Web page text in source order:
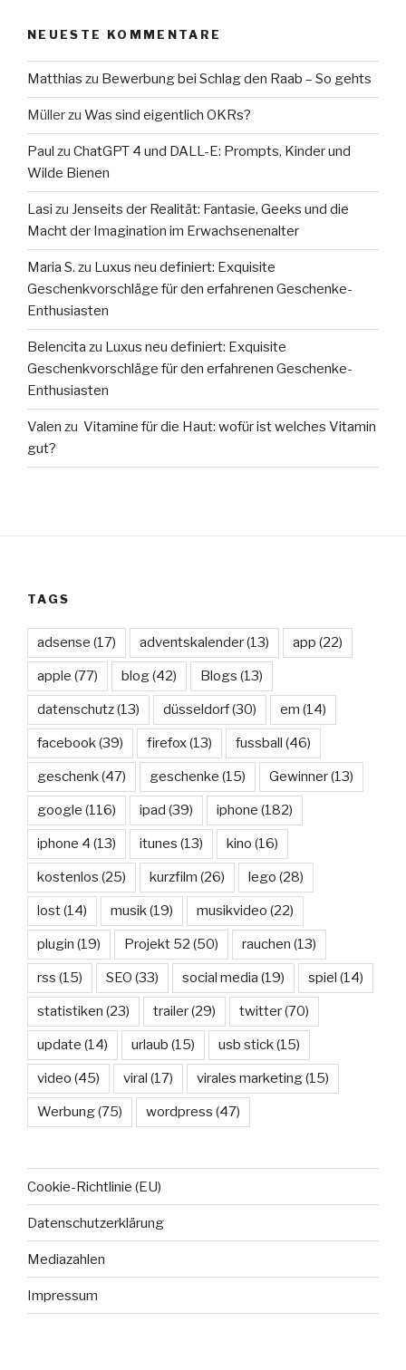
NEUESTE KOMMENTARE
Matthias zu Bewerbung bei Schlag den Raab – So gehts
Müllerzu Was sind eigentlich OKRs?
Paul zu ChatGPT 4 und DALL-E: Prompts, Kinder und
Wilde Bienen
Lasi zu Jenseits der Realität: Fantasie, Geeks und die
Macht der Imagination im Erwachsenenalter
Maria S. zu Luxus neu definiert: Exquisite
Geschenkvorschläge für den erfahrenen Geschenke-
Enthusiasten
Belencita zu Luxus neu definiert: Exquisite
Geschenkvorschläge für den erfahrenen Geschenke-
Enthusiasten
Valen zu Vitamine für die Haut: wofür ist welches Vitamin
gut?
TAGS
adsense (17) adventskalender(13) app (22)
apple (77) blog(42) Blogs (13)
datenschutz(13) düsseldorf(30) em (14)
facebook(39) firefox(13) fussball (46)
geschenk(47) geschenke (15) Gewinner(13)
google (116) ipad (39) iphone (182)
iphone 4 (13) itunes (13) kino (16)
kostenlos (25) kurzfilm (26) lego (28)
lost(14) musik(19) musikvideo (22)
plugin (19) Projekt 52 (50) rauchen (13)
rss (15) SEO (33) social media (19) spiel (14)
statistiken (23) trailer(29) twitter(70)
update (14) urlaub (15) usb stick(15)
video (45) viral (17) virales marketing(15)
Werbung(75) wordpress (47)
Cookie-Richtlinie (EU)
Datenschutzerklärung
Mediazahlen
Impressum